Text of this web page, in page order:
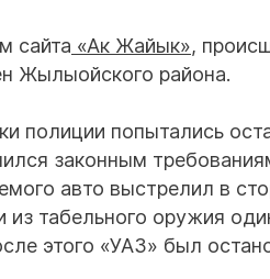
сайта «Ак Жайык»,
Жылыойского района.
полиции попытались
законным
авто выстрелил в
из табельного оружия
этого «УАЗ» был